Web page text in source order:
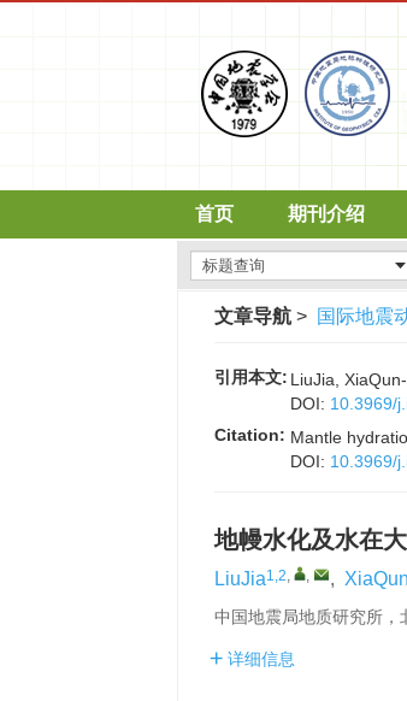
首页 期刊介绍
文章导航 > 国际地震
引用本文: LiuJia,
DOI: 10.3969/
Citation: Mantle
DOI: 10.3969/
地幔水化及水在
LiuJia1,2, , ,
中国地震局地质研究所，
详细信息